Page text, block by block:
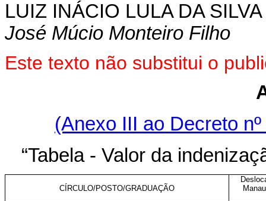
LUIZ INÁCIO LULA DA SILVA
José Múcio Monteiro Filho
Este texto não substitui o
(Anexo III ao Decreto
“Tabela - Valor da
CÍRCULO/POSTO/GRADUAÇÃO